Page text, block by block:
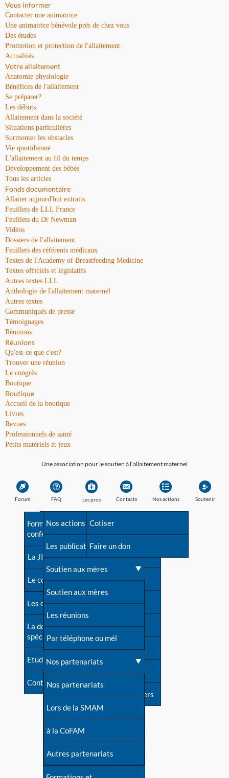
Vous informer
Contacter une animatrice
Une animatrice bénévole près de chez vous
Des études
Promotion et protection de l'allaitement
Actualités
Votre allaitement
Anatomie physiologie
Bénéfices de l'allaitement
Se préparer?
Les débuts
Allaitement dans la société
Situations particulières
Surmonter les obstacles
Vie quotidienne
L'allaitement au fil du temps
Développement des bébés
Tous les articles
Fonds documentaire
Allaiter aujourd'hui extraits
Feuillets de LLL France
Feuillets du Dr Newman
Vidéos
Dossiers de l'allaitement
Feuillets des référents médicaux
Textes de l'Academy of Breastfeeding Medicine
Textes officiels et législatifs
Autres textes LLL
Anthologie de l'allaitement maternel
Autres textes
Communiqués de presse
Témoignages
Réunions
Réunions
Qu'est-ce que c'est?
Trouver une réunion
Le congrès
Boutique
Boutique
Accueil de la boutique
Livres
Revues
Professionnels de santé
Petits matériels et jeux
Une association pour le soutien à l’allaitement maternel
Forum FAQ
Avant la naissance
Les débuts
Une difficulté d'allaitement ?
Cas particuliers
Mythes et vérités
Devenir animatrice ?
Une question sur le site
Les pros
Formations et
conférences
La JIA
Le congrès
Les dossiers de l'allaitement
La documentation
spécialisée
Etudes récentes
Contact
Contacts
Besoin d'aide?
Répertoire de tous les
contacts
Contact presse
Dossier de presse
Soutenir LLL
Livre d'or
Forum
S'inscrire à nos newsletters
Nos actions
Nos actions
Les publications
Soutien aux mères
Soutien aux mères
Les réunions
Par téléphone ou mél
Nos partenariats
Nos partenariats
Lors de la SMAM
à la CoFAM
Autres partenariats
Soutenir
Cotiser
Faire un don